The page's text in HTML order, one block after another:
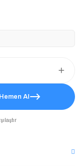
Hemen Al